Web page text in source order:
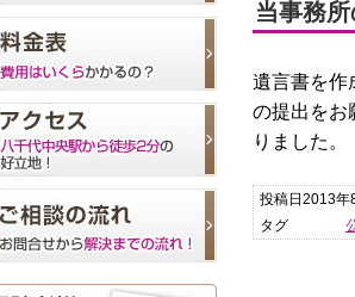
当事務
遺言書を作
の提出をお
りました。
投稿日2013年
タグ